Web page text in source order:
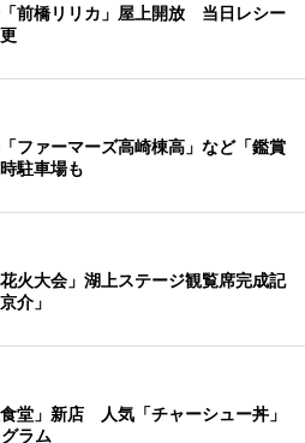
前橋リリカ」屋上開放 当日レシー
ファーマーズ高崎棟高」など「鑑賞
駐車場も
火大会」湖上ステージ観覧席完成記
介」
堂」新店 人気「チャーシュー丼」
ラム